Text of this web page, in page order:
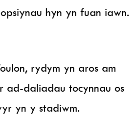
hyn yn fuan iawn.
rydym yn aros am
ad-daliadau tocynnau os
yn y stadiwm.